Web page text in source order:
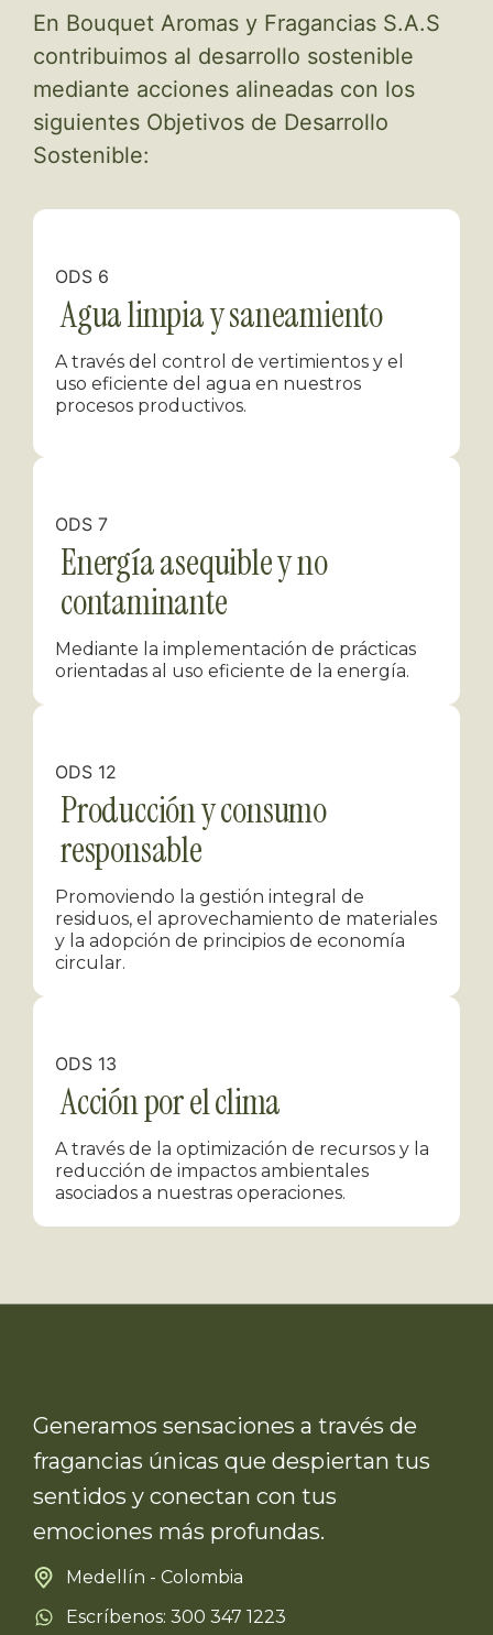
En Bouquet Aromas y Fragancias S.A.S
contribuimos al desarrollo sostenible
mediante acciones alineadas con los
siguientes Objetivos de Desarrollo
Sostenible:
ODS 6
Agua limpia y saneamiento
A través del control de vertimientos y el
uso eficiente del agua en nuestros
procesos productivos.
ODS 7
Energía asequible y no
contaminante
Mediante la implementación de prácticas
orientadas al uso eficiente de la energía.
ODS 12
Producción y consumo
responsable
Promoviendo la gestión integral de
residuos, el aprovechamiento de materiales
y la adopción de principios de economía
circular.
ODS 13
Acción por el clima
A través de la optimización de recursos y la
reducción de impactos ambientales
asociados a nuestras operaciones.
Generamos sensaciones a través de
fragancias únicas que despiertan tus
sentidos y conectan con tus
emociones más profundas.
Medellín - Colombia
Escríbenos: 300 347 1223